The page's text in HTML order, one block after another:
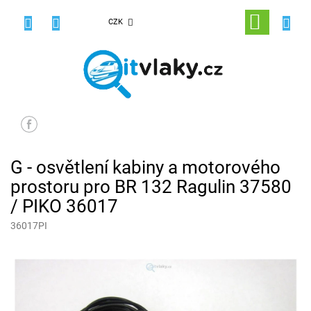
CZK
NÁKUPNÍ
KOŠÍK
G - osvětlení kabiny a motorového
prostoru pro BR 132 Ragulin 37580
/ PIKO 36017
36017PI